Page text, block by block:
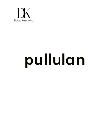
obsah
pullulan